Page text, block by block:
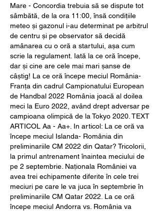
Mare - Concordia trebuia să se dispute tot
sâmbătă, de la ora 11:00, însă condițiile
meteo și gazonul i-au determinat pe arbitrul
de centru și pe observator să decidă
amânarea cu o oră a startului, așa cum
scrie la regulament. Iată la ce oră începe,
dar și cine are cele mai mari șanse de
câștig! La ce oră începe meciul România-
Franța din cadrul Campionatului European
de Handbal 2022 România joacă al doilea
meci la Euro 2022, având drept adversar pe
campioana olimpică de la Tokyo 2020. TEXT
ARTICOL Aa - Aa+. In articol: La ce oră va
începe meciul Islanda- România din
preliminariile CM 2022 din Qatar? Tricolorii,
la primul antrenament înaintea meciului de
pe 2 septembrie. Naționala României va
avea trei echipamente diferite în cele trei
meciuri pe care le va juca în septembrie în
preliminariile CM Qatar 2022. La ce oră
începe meciul Andorra vs. România va